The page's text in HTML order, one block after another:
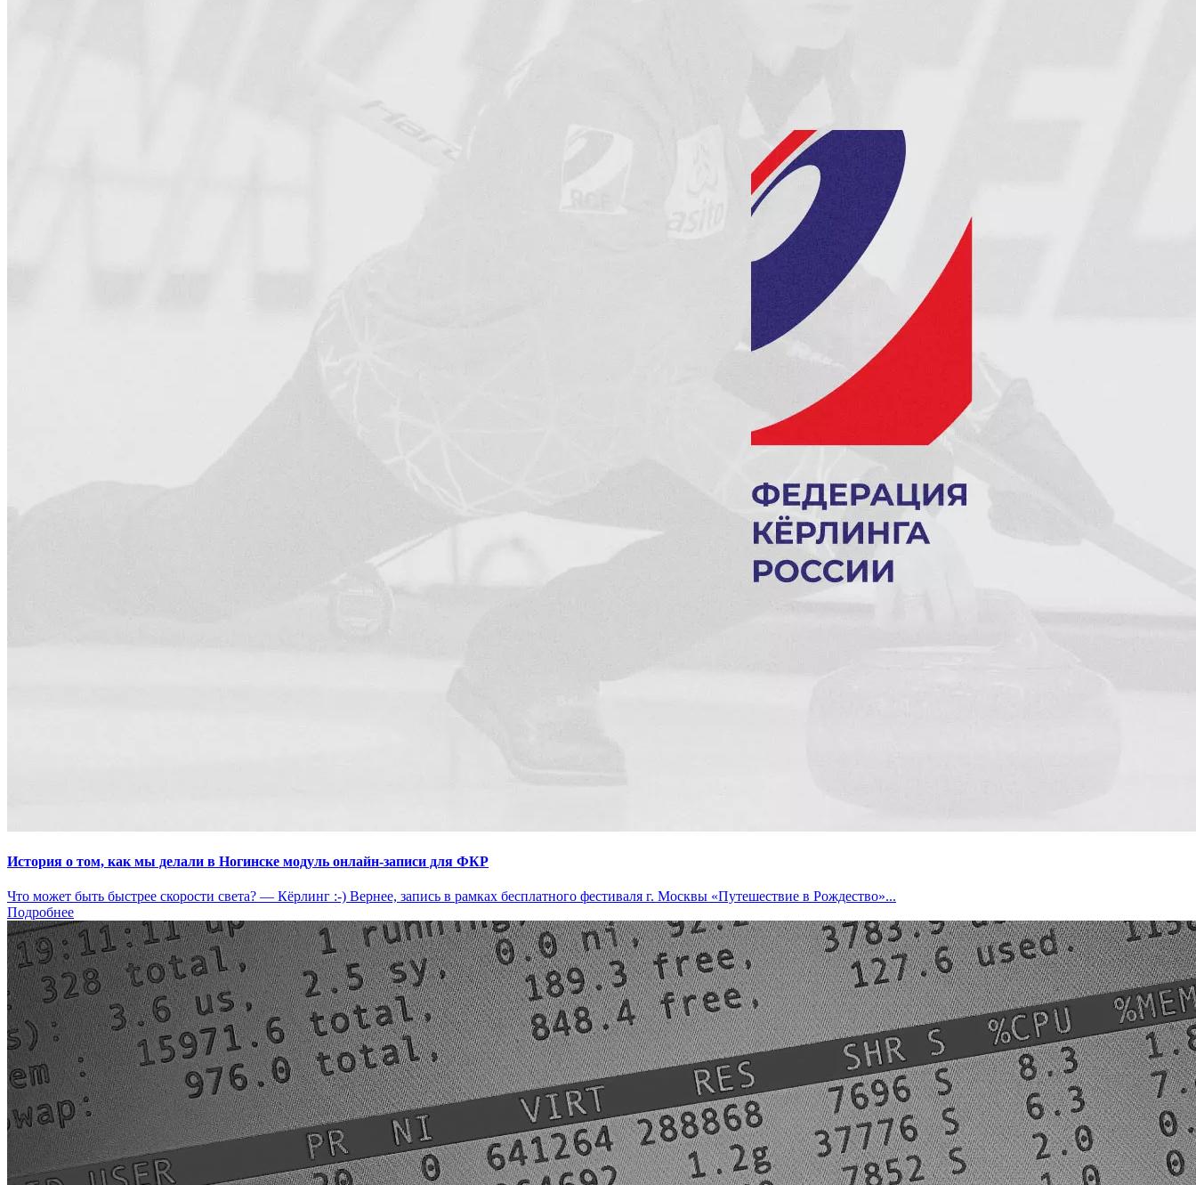
История о том, как мы делали в Ногинске модуль онлайн-записи для ФКР
Что может быть быстрее скорости света? — Кёрлинг :-) Вернее, запись в рамках бесплатного фестиваля г. Москвы «Путешествие в Рождество»...
Подробнее